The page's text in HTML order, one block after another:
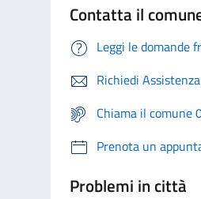
Contatta il
Leggi le domande
Richiedi Assistenza
Chiama il comune
Prenota un
Problemi in città